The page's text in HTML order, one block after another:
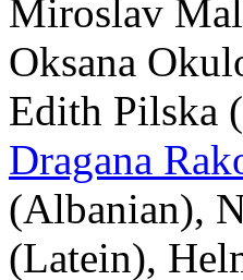
Miroslav
Oksana
Edith Pilska
Dragana
(Albanian),
(Latein),